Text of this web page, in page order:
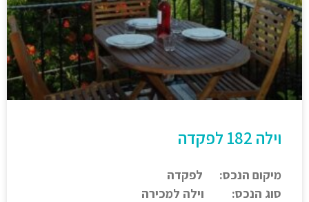
וילה 182 לפקדה
מיקום הנכס: לפקדה
סוג הנכס: וילה למכירה